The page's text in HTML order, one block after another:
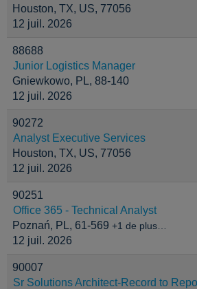
Houston, TX, US, 77056
12 juil. 2026
88688
Junior Logistics Manager
Gniewkowo, PL, 88-140
12 juil. 2026
90272
Analyst Executive Services
Houston, TX, US, 77056
12 juil. 2026
90251
Office 365 - Technical Analyst
Poznań, PL, 61-569 +1 de plus…
12 juil. 2026
90007
Sr Solutions Architect-Record to